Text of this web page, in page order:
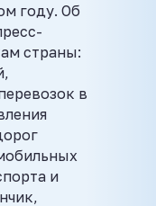
году. Об
страны:
в
и